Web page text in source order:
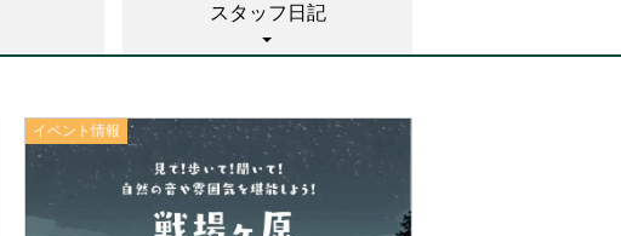
スタッフ日記
イベント情報